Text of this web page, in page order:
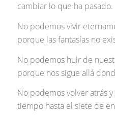
cambiar lo que ha pasado.
No podemos vivir
porque las fantasías no
No podemos huir de
porque nos sigue allá
No podemos volver atrás
tiempo hasta el siete de